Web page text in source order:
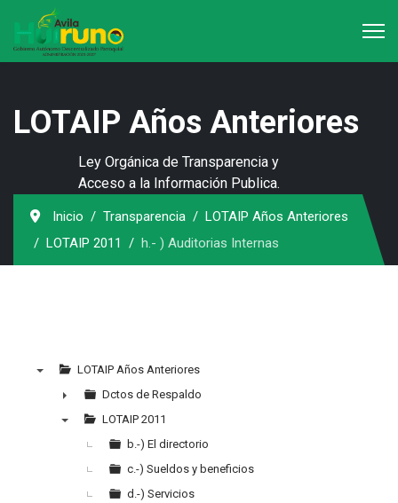
LOTAIP Años Anteriores
Ley Orgánica de Transparencia y
Acceso a la Información Publica.
Inicio Transparencia
LOTAIP Años Anteriores
LOTAIP 2011
h.- ) Auditorias Internas
LOTAIP Años Anteriores
►
Dctos de Respaldo
LOTAIP 2011
b.-) El directorio
c.-) Sueldos y beneficios
d.-) Servicios